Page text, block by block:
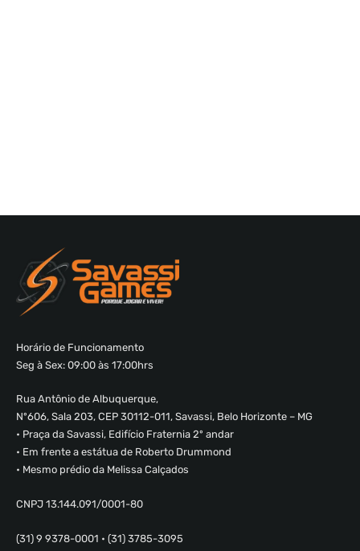
Horário de Funcionamento
Seg à Sex: 09:00 às 17:00hrs
Rua Antônio de Albuquerque,
Nº606, Sala 203, CEP 30112-011, Savassi, Belo Horizonte – MG
• Praça da Savassi, Edifício Fraternia 2º andar
• Em frente a estátua de Roberto Drummond
• Mesmo prédio da Melissa Calçados
CNPJ 13.144.091/0001-80
(31) 9 9378-0001 • (31) 3785-3095